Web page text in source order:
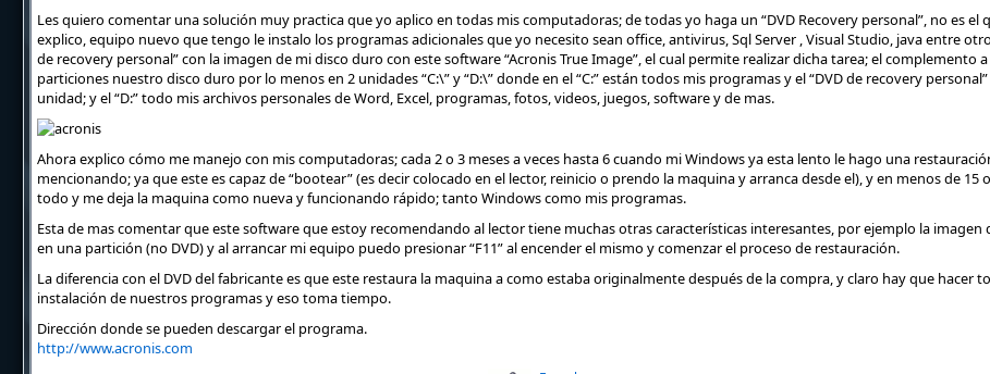
Les quiero comentar una solución muy practica que yo aplico en todas mis computadoras; de todas yo haga un “DVD Recovery personal”, no es el
explico, equipo nuevo que tengo le instalo los programas adicionales que yo necesito sean office, antivirus, Sql Server , Visual Studio, java entre
de recovery personal” con la imagen de mi disco duro con este software “Acronis True Image”, el cual permite realizar dicha tarea; el complemento
particiones nuestro disco duro por lo menos en 2 unidades “C:\” y “D:\” donde en el “C:” están todos mis programas y el “DVD de recovery
unidad; y el “D:” todo mis archivos personales de Word, Excel, programas, fotos, videos, juegos, software y de mas.
Ahora explico cómo me manejo con mis computadoras; cada 2 o 3 meses a veces hasta 6 cuando mi Windows ya esta lento le hago una
mencionando; ya que este es capaz de “bootear” (es decir colocado en el lector, reinicio o prendo la maquina y arranca desde el), y en menos de 15
todo y me deja la maquina como nueva y funcionando rápido; tanto Windows como mis programas.
Esta de mas comentar que este software que estoy recomendando al lector tiene muchas otras características interesantes, por ejemplo la imagen
en una partición (no DVD) y al arrancar mi equipo puedo presionar “F11” al encender el mismo y comenzar el proceso de restauración.
La diferencia con el DVD del fabricante es que este restaura la maquina a como estaba originalmente después de la compra, y claro hay que hacer
instalación de nuestros programas y eso toma tiempo.
Dirección donde se pueden descargar el programa.
http://www.acronis.com